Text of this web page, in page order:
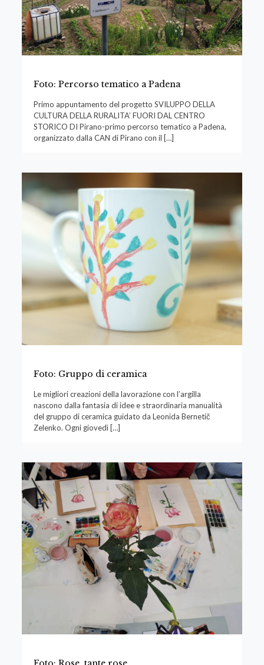
Foto: Percorso tematico a Padena
Primo appuntamento del progetto SVILUPPO DELLA
CULTURA DELLA RURALITA’ FUORI DAL CENTRO
STORICO DI Pirano-primo percorso tematico a Padena,
organizzato dalla CAN di Pirano con il […]
Foto: Gruppo di ceramica
Le migliori creazioni della lavorazione con l’argilla
nascono dalla fantasia di idee e straordinaria manualità
del gruppo di ceramica guidato da Leonida Bernetič
Zelenko. Ogni giovedì […]